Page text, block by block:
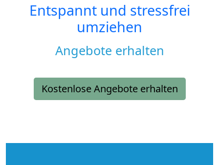
Entspannt und stressfrei
umziehen
Angebote erhalten
Kostenlose Angebote erhalten